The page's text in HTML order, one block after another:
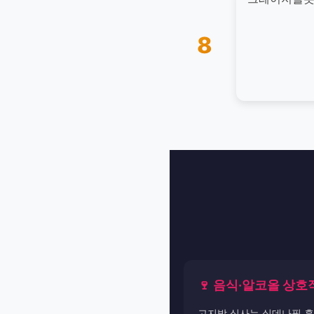
8
🍷 음식·알코올 상호